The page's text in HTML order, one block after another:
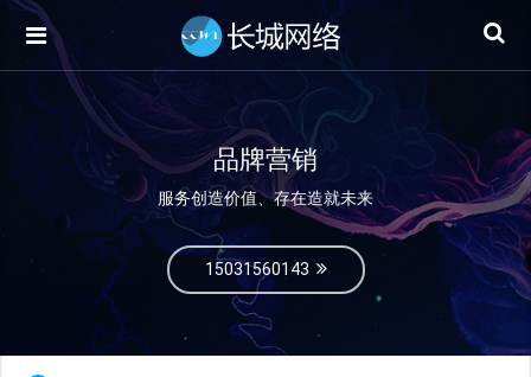
品牌营销
服务创造价值、存在造就未来
15031560143